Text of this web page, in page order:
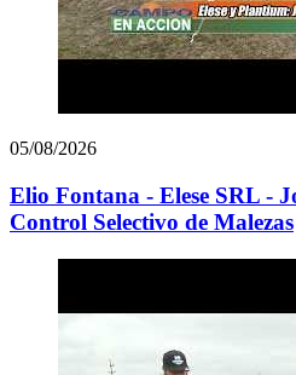
05/08/2026
Elio Fontana - Elese SRL -
Control Selectivo de Malezas